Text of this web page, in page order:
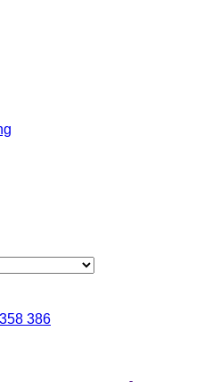
386